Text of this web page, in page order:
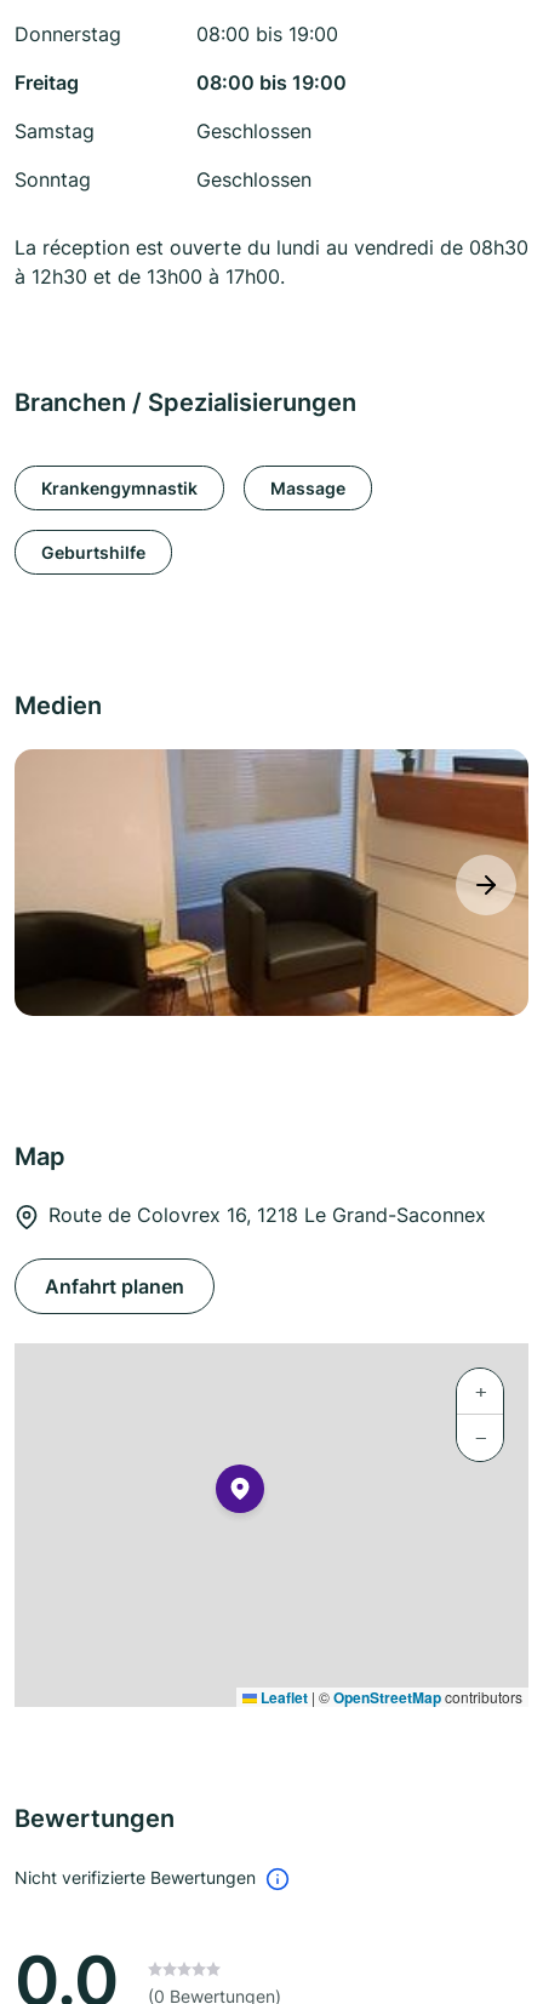
Donnerstag
08:00 bis 19:00
Freitag
08:00 bis 19:00
Samstag
Geschlossen
Sonntag
Geschlossen
La réception est ouverte du lundi au vendredi de 08h30
à 12h30 et de 13h00 à 17h00.
Branchen / Spezialisierungen
Krankengymnastik Massage
Geburtshilfe
Medien
next
Map
Route de Colovrex 16, 1218 Le Grand-Saconnex
Anfahrt planen
+
−
Leaflet | ©OpenStreetMapcontributors
Bewertungen
Nicht verifizierte Bewertungen
0.0 (0 Bewertungen)